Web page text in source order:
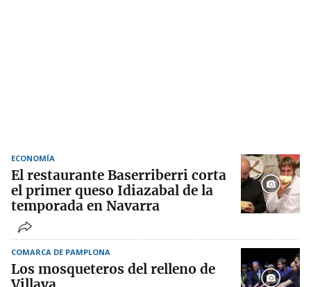
ECONOMÍA
El restaurante Baserriberri corta
el primer queso Idiazabal de la
temporada en Navarra
COMARCA DE PAMPLONA
Los mosqueteros del relleno de